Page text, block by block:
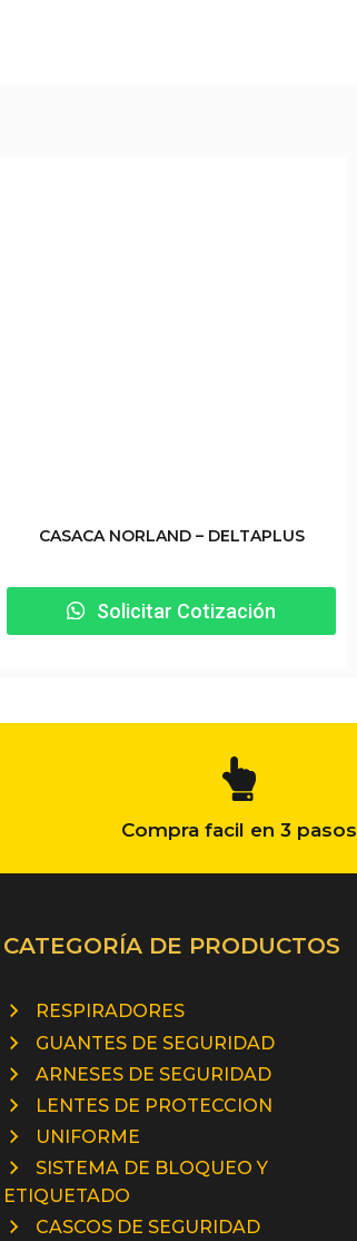
CASACA NORLAND – DELTAPLUS
Solicitar Cotización
Compra facil en 3 pasos
CATEGORÍA DE PRODUCTOS
RESPIRADORES
GUANTES DE SEGURIDAD
ARNESES DE SEGURIDAD
LENTES DE PROTECCION
UNIFORME
SISTEMA DE BLOQUEO Y
ETIQUETADO
CASCOS DE SEGURIDAD